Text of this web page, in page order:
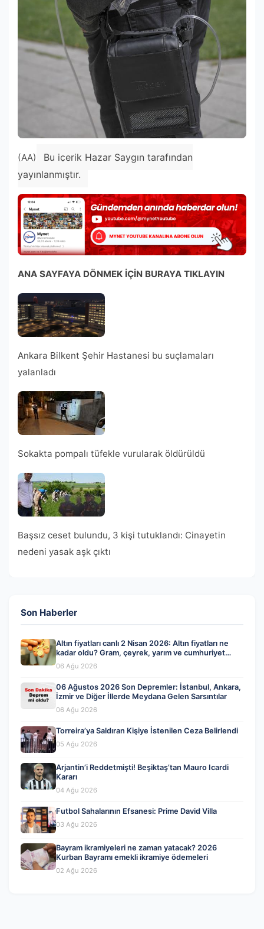
(AA)
Bu içerik Hazar Saygın tarafından
yayınlanmıştır.
ANA SAYFAYA DÖNMEK İÇİN BURAYA TIKLAYIN
Ankara Bilkent Şehir Hastanesi bu suçlamaları
yalanladı
Sokakta pompalı tüfekle vurularak öldürüldü
Başsız ceset bulundu, 3 kişi tutuklandı: Cinayetin
nedeni yasak aşk çıktı
Son Haberler
Altın fiyatları canlı 2 Nisan 2026: Altın fiyatları ne
kadar oldu? Gram, çeyrek, yarım ve cumhuriyet
altını alış satış fiyatları
06 Ağu 2026
06 Ağustos 2026 Son Depremler: İstanbul, Ankara,
İzmir ve Diğer İllerde Meydana Gelen Sarsıntılar
06 Ağu 2026
Torreira’ya Saldıran Kişiye İstenilen Ceza Belirlendi
05 Ağu 2026
Arjantin’i Reddetmişti! Beşiktaş’tan Mauro Icardi
Kararı
04 Ağu 2026
Futbol Sahalarının Efsanesi: Prime David Villa
03 Ağu 2026
Bayram ikramiyeleri ne zaman yatacak? 2026
Kurban Bayramı emekli ikramiye ödemeleri
02 Ağu 2026